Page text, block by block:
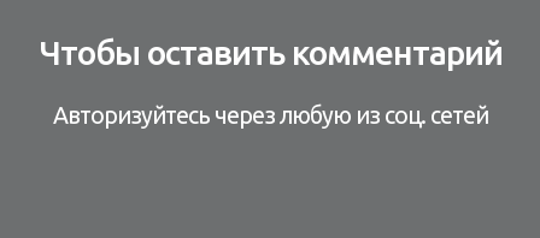
Чтобы оставить комментарий
Авторизуйтесь через любую из соц. сетей